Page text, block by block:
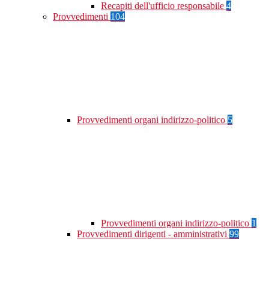
Recapiti dell'ufficio responsabile 4
Provvedimenti 104
Provvedimenti organi indirizzo-politico 5
Provvedimenti organi indirizzo-politico 1
Provvedimenti dirigenti - amministrativi 99